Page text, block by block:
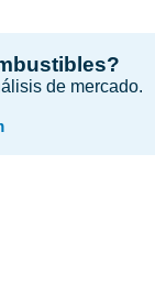
de mercado.